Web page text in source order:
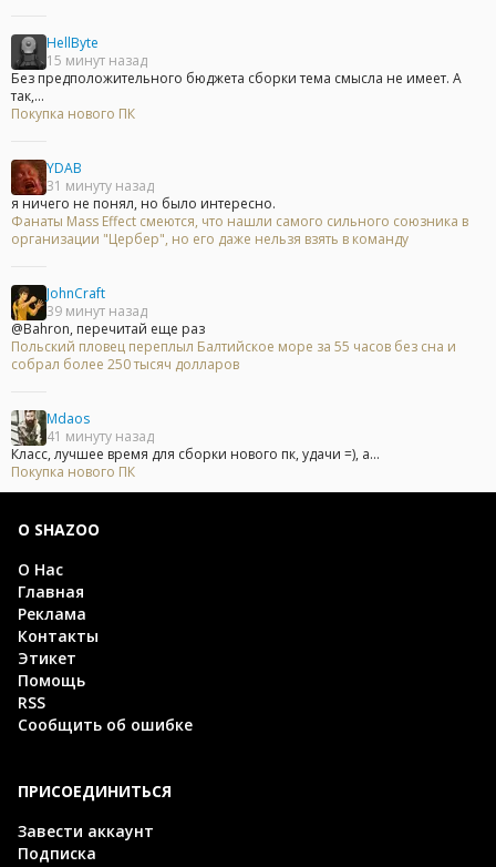
HellByte
15 минут назад
Без предположительного бюджета сборки тема смысла не имеет. А
так,...
Покупка нового ПК
YDAB
31 минуту назад
я ничего не понял, но было интересно.
Фанаты Mass Effect смеются, что нашли самого сильного союзника в
организации "Цербер", но его даже нельзя взять в команду
JohnCraft
39 минут назад
@Bahron, перечитай еще раз
Польский пловец переплыл Балтийское море за 55 часов без сна и
собрал более 250 тысяч долларов
Mdaos
41 минуту назад
Класс, лучшее время для сборки нового пк, удачи =), а...
Покупка нового ПК
О SHAZOO
О Нас
Главная
Реклама
Контакты
Этикет
Помощь
RSS
Сообщить об ошибке
ПРИСОЕДИНИТЬСЯ
Завести аккаунт
Подписка